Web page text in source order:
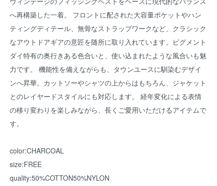
へ再構築した一着。 フロントに配された大容量ポケットやハン
ティングディテール、無骨なストラップワークなど、クラシック
なアウトドアギアの意匠を随所に取り入れています。ピグメント
ダイ特有の奥行きある色合いと、使い込まれたような風合いも魅
力です。 機能性を備えながらも、タウンユースに馴染むデザイ
ンへ昇華。カットソーやシャツの上からはもちろん、ジャケット
とのレイヤードスタイルにも対応します。 経年変化による表情
の移り変わりを楽しみながら、長くご愛用いただけるアイテムで
す。
color:CHARCOAL
size:FREE
quality:50%COTTON50%NYLON